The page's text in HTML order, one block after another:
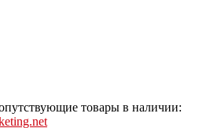
товары в наличии: